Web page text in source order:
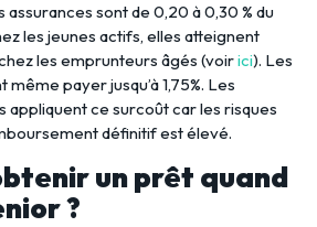
assurances sont de 0,20 à 0,30 % du
les jeunes actifs, elles atteignent
les emprunteurs âgés (voirici). Les
payer jusqu’à 1,75%. Les
appliquent ce surcoût car les risques
définitif est élevé.
un prêt quand
?